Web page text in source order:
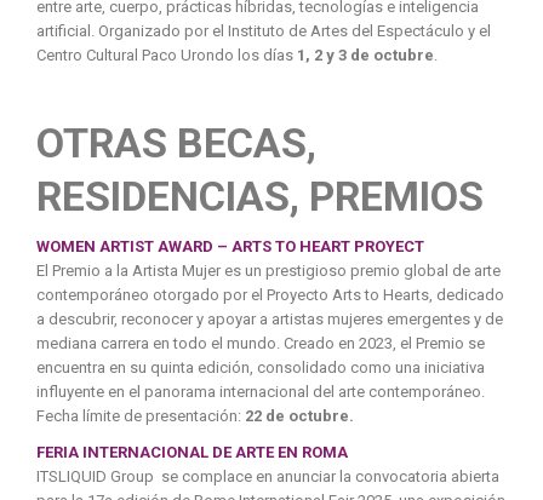
entre arte, cuerpo, prácticas híbridas, tecnologías e inteligencia
artificial. Organizado por el Instituto de Artes del Espectáculo y el
Centro Cultural Paco Urondo los días 1, 2 y 3 de octubre.
OTRAS BECAS,
RESIDENCIAS, PREMIOS
WOMEN ARTIST AWARD – ARTS TO HEART PROYECT
El Premio a la Artista Mujer es un prestigioso premio global de arte
contemporáneo otorgado por el Proyecto Arts to Hearts, dedicado
a descubrir, reconocer y apoyar a artistas mujeres emergentes y de
mediana carrera en todo el mundo. Creado en 2023, el Premio se
encuentra en su quinta edición, consolidado como una iniciativa
influyente en el panorama internacional del arte contemporáneo.
Fecha límite de presentación: 22 de octubre.
FERIA INTERNACIONAL DE ARTE EN ROMA
ITSLIQUID Group se complace en anunciar la convocatoria abierta